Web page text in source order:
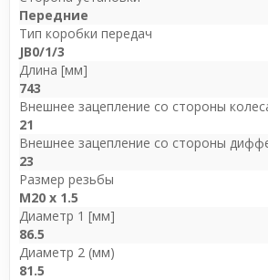
Передние
Тип коробки передач
JB0/1/3
Длина [мм]
743
Внешнее зацепление со стороны
21
Внешнее зацепление со стороны
23
Размер резьбы
M20 x 1.5
Диаметр 1 [мм]
86.5
Диаметр 2 (мм)
81.5